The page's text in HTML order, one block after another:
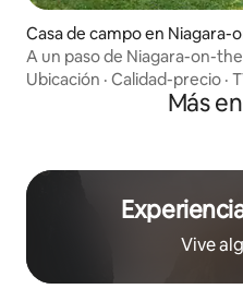
Casa de campo en Niagara-
A un paso de Niagara-on-
Ubicación · Calidad-precio ·
Más
Vive